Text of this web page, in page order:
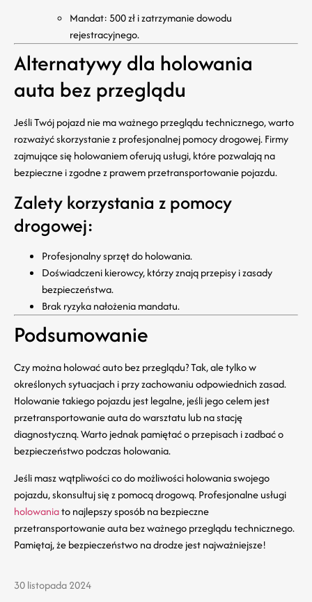
Mandat: 500 zł i zatrzymanie dowodu
rejestracyjnego.
Alternatywy dla holowania
auta bez przeglądu
Jeśli Twój pojazd nie ma ważnego przeglądu technicznego, warto
rozważyć skorzystanie z profesjonalnej pomocy drogowej. Firmy
zajmujące się holowaniem oferują usługi, które pozwalają na
bezpieczne i zgodne z prawem przetransportowanie pojazdu.
Zalety korzystania z pomocy
drogowej:
Profesjonalny sprzęt do holowania.
Doświadczeni kierowcy, którzy znają przepisy i zasady
bezpieczeństwa.
Brak ryzyka nałożenia mandatu.
Podsumowanie
Czy można holować auto bez przeglądu? Tak, ale tylko w
określonych sytuacjach i przy zachowaniu odpowiednich zasad.
Holowanie takiego pojazdu jest legalne, jeśli jego celem jest
przetransportowanie auta do warsztatu lub na stację
diagnostyczną. Warto jednak pamiętać o przepisach i zadbać o
bezpieczeństwo podczas holowania.
Jeśli masz wątpliwości co do możliwości holowania swojego
pojazdu, skonsultuj się z pomocą drogową. Profesjonalne usługi
holowaniato najlepszy sposób na bezpieczne
przetransportowanie auta bez ważnego przeglądu technicznego.
Pamiętaj, że bezpieczeństwo na drodze jest najważniejsze!
30 listopada 2024